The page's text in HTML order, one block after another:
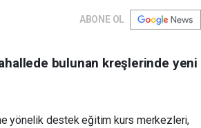
ABONE OL
bulunan kreşlerinde yeni
yönelik destek eğitim kurs merkezleri,